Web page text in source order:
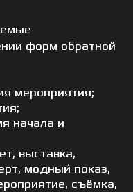
форм обратной
мероприятия;
начала и
выставка,
модный показ,
съёмка,